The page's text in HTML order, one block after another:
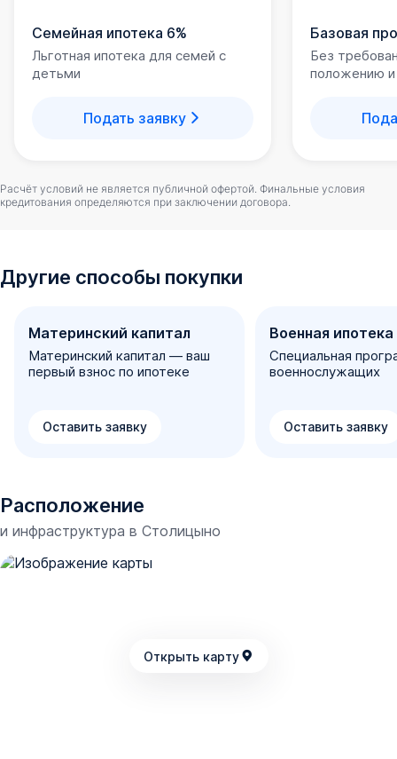
Семейная ипотека 6%
Льготная ипотека для семей с
детьми
Подать заявку
Базовая
Без
положению
Расчёт условий не является публичной офертой. Финальные условия
кредитования определяются при заключении договора.
Другие способы покупки
Материнский капитал
Материнский капитал — ваш
первый взнос по ипотеке
Оставить заявку
Военная ипотека
Специальная
военнослужащих
Оставить заявку
Расположение
и инфраструктура в Столицыно
Открыть карту